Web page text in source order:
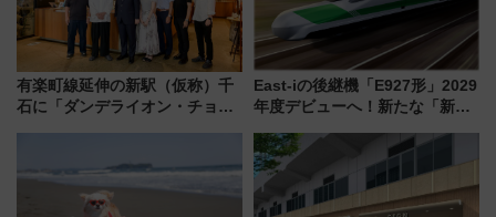
有楽町線延伸の新駅（仮称）千
石に「ダンデライオン・チョコ
East-iの後継機「E927形」2029
年度デビューへ！新たな「新幹
説【JR東日本】